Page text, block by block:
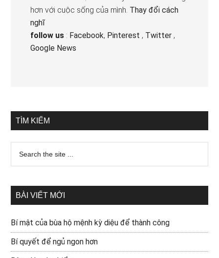
hơn với cuộc sống của mình. Thay đổi cách
nghĩ
follow us : Facebook, Pinterest , Twitter ,
Google News
TÌM KIẾM
BÀI VIẾT MỚI
Bí mật của bùa hộ mệnh kỳ diệu để thành công
Bí quyết để ngủ ngon hơn